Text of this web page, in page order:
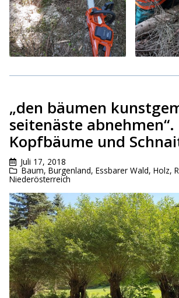
„den bäumen
seitenäste
Kopfbäume und
Juli 17, 2018
Baum, Burgenland, Essbarer Wald, Holz,
Niederösterreich